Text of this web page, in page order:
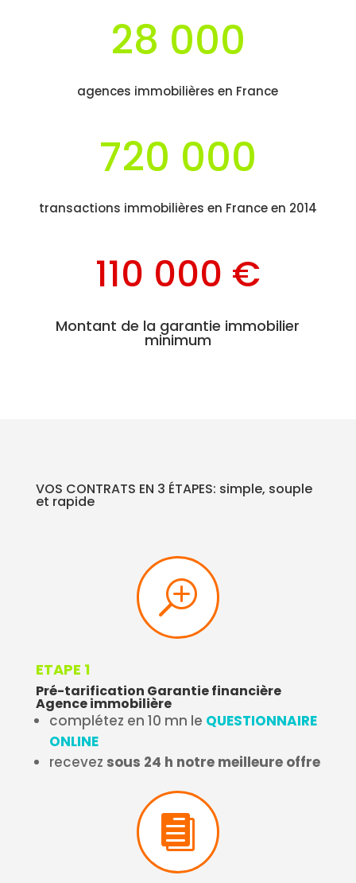
28 000
agences immobilières en France
720 000
transactions immobilières en France en 2014
110 000 €
Montant de la garantie immobilier
minimum
VOS CONTRATS EN 3 ÉTAPES: simple, souple
et rapide
T
ETAPE 1
Pré-tarification Garantie financière
Agence immobilière
complétez en 10 mn le QUESTIONNAIRE
ONLINE
recevez sous 24 h notre meilleure offre
